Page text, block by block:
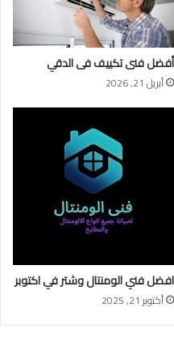
أفضل فنى تكييف فى الدقي
أبريل 21, 2026
افضل فني الومنتال وشتر في اكتوبر
أكتوبر 21, 2025